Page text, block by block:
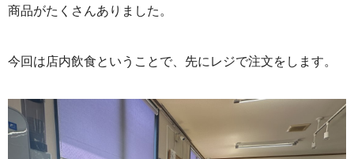
商品がたくさんありました。
今回は店内飲食ということで、先にレジで注文をします。